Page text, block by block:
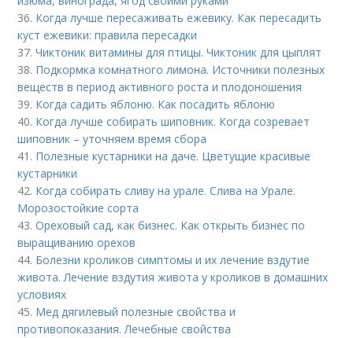
36. Когда лучше пересаживать ежевику. Как пересадить
куст ежевики: правила пересадки
37.Чиктоник витамины для птицы. Чиктоник для цыплят
38. Подкормка комнатного лимона. Источники полезных
веществ в период активного роста и плодоношения
39. Когда садить яблоню. Как посадить яблоню
40. Когда лучше собирать шиповник. Когда созревает
шиповник – уточняем время сбора
41. Полезные кустарники на даче. Цветущие красивые
кустарники
42. Когда собирать сливу на урале. Слива на Урале.
Морозостойкие сорта
43.Ореховый сад, как бизнес. Как открыть бизнес по
выращиванию орехов
44. Болезни кроликов симптомы и их лечение вздутие
живота. Лечение вздутия живота у кроликов в домашних
условиях
45. Мед дягилевый полезные свойства и
противопоказания. Лечебные свойства